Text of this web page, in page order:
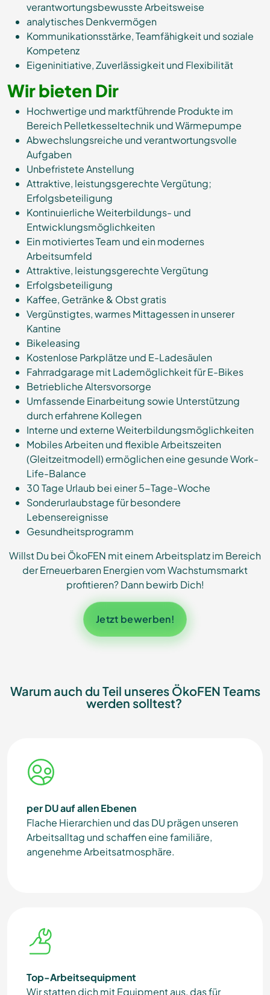
verantwortungsbewusste Arbeitsweise
analytisches Denkvermögen
Kommunikationsstärke, Teamfähigkeit und soziale
Kompetenz
Eigeninitiative, Zuverlässigkeit und Flexibilität
Wir bieten Dir
Hochwertige und marktführende Produkte im
Bereich Pelletkesseltechnik und Wärmepumpe
Abwechslungsreiche und verantwortungsvolle
Aufgaben
Unbefristete Anstellung
Attraktive, leistungsgerechte Vergütung;
Erfolgsbeteiligung
Kontinuierliche Weiterbildungs- und
Entwicklungsmöglichkeiten
Ein motiviertes Team und ein modernes
Arbeitsumfeld
Attraktive, leistungsgerechte Vergütung
Erfolgsbeteiligung
Kaffee, Getränke & Obst gratis
Vergünstigtes, warmes Mittagessen in unserer
Kantine
Bikeleasing
Kostenlose Parkplätze und E-Ladesäulen
Fahrradgarage mit Lademöglichkeit für E-Bikes
Betriebliche Altersvorsorge
Umfassende Einarbeitung sowie Unterstützung
durch erfahrene Kollegen
Interne und externe Weiterbildungsmöglichkeiten
Mobiles Arbeiten und flexible Arbeitszeiten
(Gleitzeitmodell) ermöglichen eine gesunde Work-
Life-Balance
30 Tage Urlaub bei einer 5-Tage-Woche
Sonderurlaubstage für besondere
Lebensereignisse
Gesundheitsprogramm
Willst Du bei ÖkoFEN mit einem Arbeitsplatz im Bereich
der Erneuerbaren Energien vom Wachstumsmarkt
profitieren? Dann bewirb Dich!
Jetzt bewerben!
Warum auch du Teil unseres ÖkoFEN Teams
werden solltest?
per DU auf allen Ebenen
Flache Hierarchien und das DU prägen unseren
Arbeitsalltag und schaffen eine familiäre,
angenehme Arbeitsatmosphäre.
Top-Arbeitsequipment
Wir statten dich mit Equipment aus, das für